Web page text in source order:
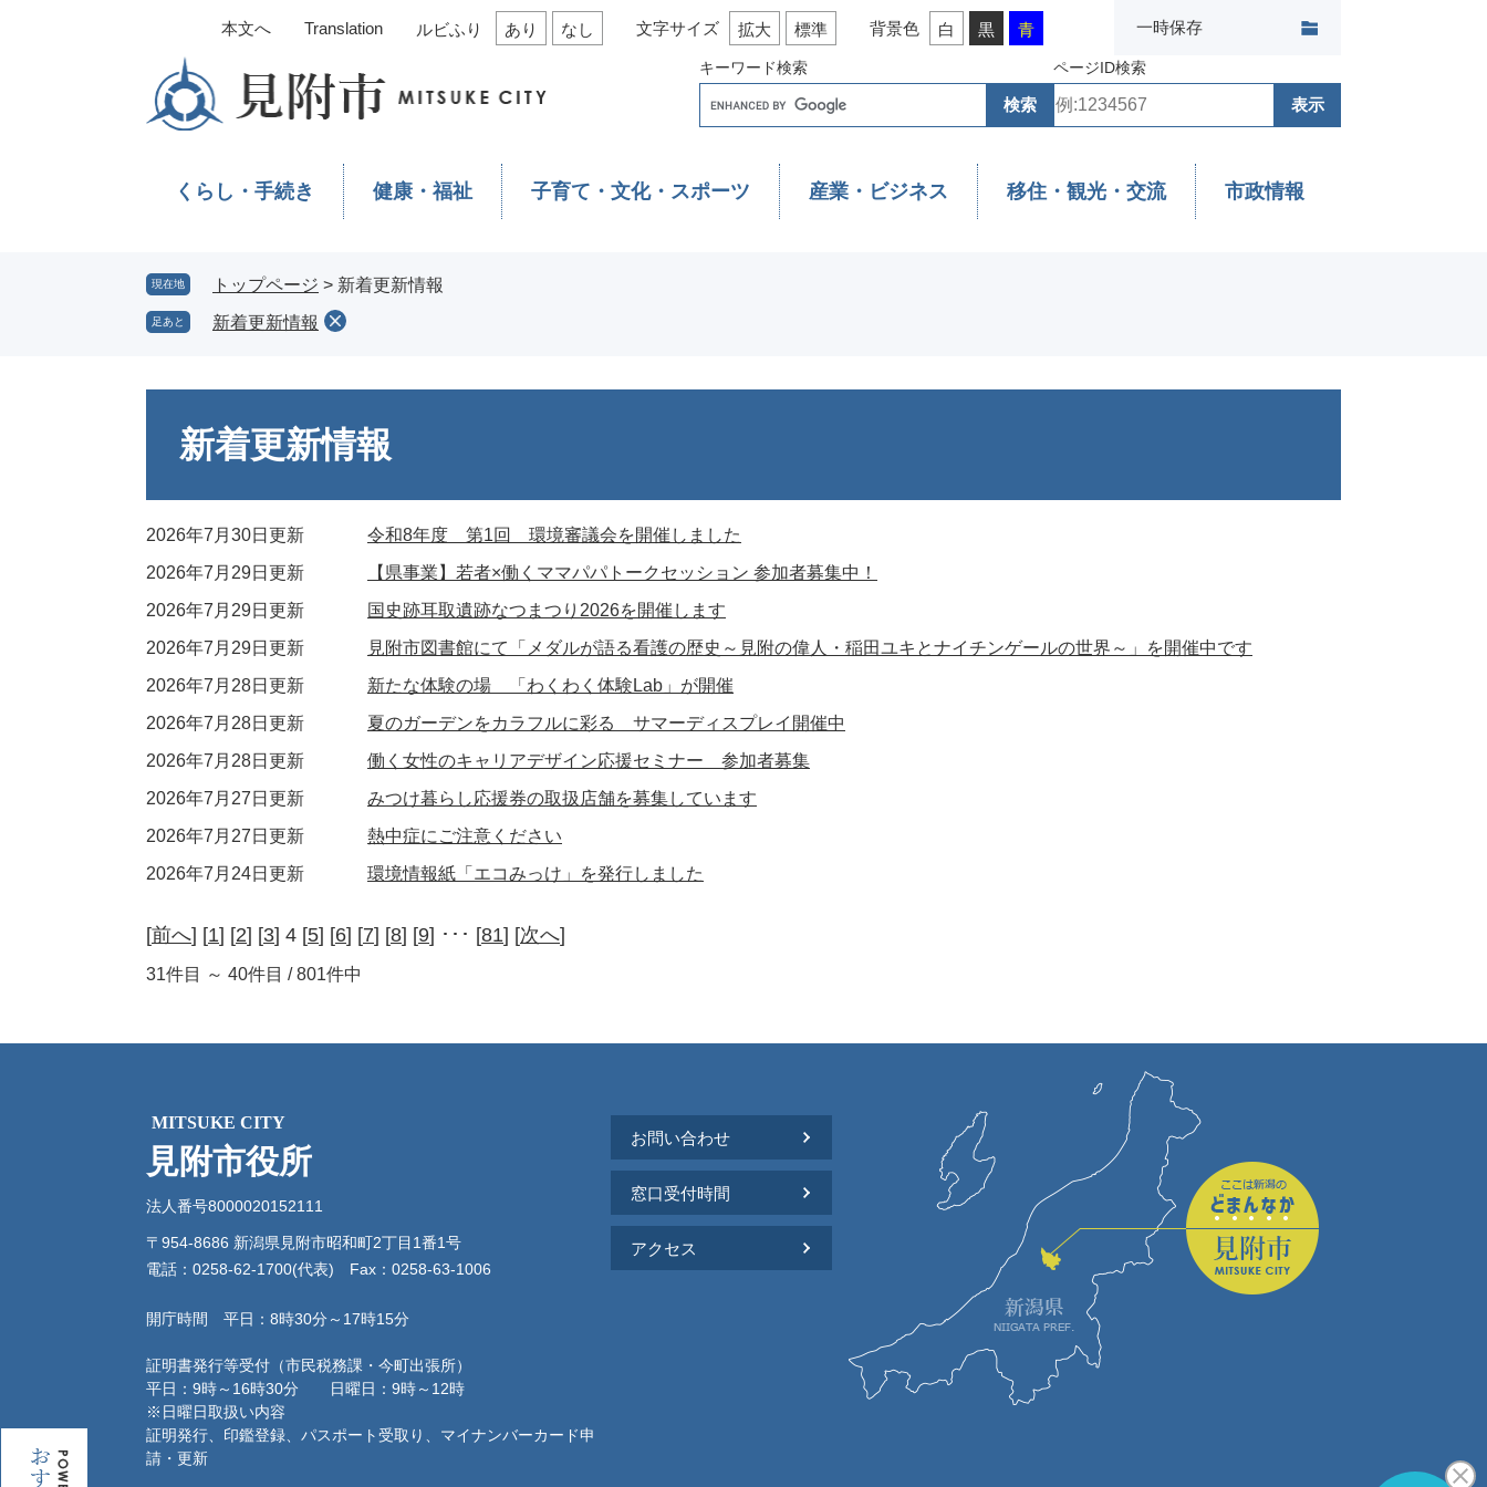
キーワード検索 ページID検索
本文へ Translation ルビふり あり なし 文字サイズ 拡大 標準 背景色 白 黒 青 一時保存
くらし・手続き 健康・福祉 子育て・文化・スポーツ 産業・ビジネス 移住・観光・交流 市政情報
現在地 トップページ > 新着更新情報
足あと 新着更新情報
新着更新情報
2026年7月30日更新
令和8年度 第1回 環境審議会を開催しました
2026年7月29日更新
【県事業】若者×働くママパパトークセッション 参加者募集中！
2026年7月29日更新
国史跡耳取遺跡なつまつり2026を開催します
2026年7月29日更新
見附市図書館にて「メダルが語る看護の歴史～見附の偉人・稲田ユキとナイチンゲールの世界～」を開催中です
2026年7月28日更新
新たな体験の場 「わくわく体験Lab」が開催
2026年7月28日更新
夏のガーデンをカラフルに彩る サマーディスプレイ開催中
2026年7月28日更新
働く女性のキャリアデザイン応援セミナー 参加者募集
2026年7月27日更新
みつけ暮らし応援券の取扱店舗を募集しています
2026年7月27日更新
熱中症にご注意ください
2026年7月24日更新
環境情報紙「エコみっけ」を発行しました
[前へ] [1] [2] [3] 4 [5] [6] [7] [8] [9] ･･･ [81] [次へ]
31件目 ～ 40件目 / 801件中
MITSUKE CITY
見附市役所
法人番号8000020152111
〒954-8686 新潟県見附市昭和町2丁目1番1号
電話：0258-62-1700(代表) Fax：0258-63-1006
開庁時間 平日：8時30分～17時15分
証明書発行等受付（市民税務課・今町出張所）
平日：9時～16時30分 日曜日：9時～12時
※日曜日取扱い内容
証明発行、印鑑登録、パスポート受取り、マイナンバーカード申
請・更新
お問い合わせ
窓口受付時間
アクセス